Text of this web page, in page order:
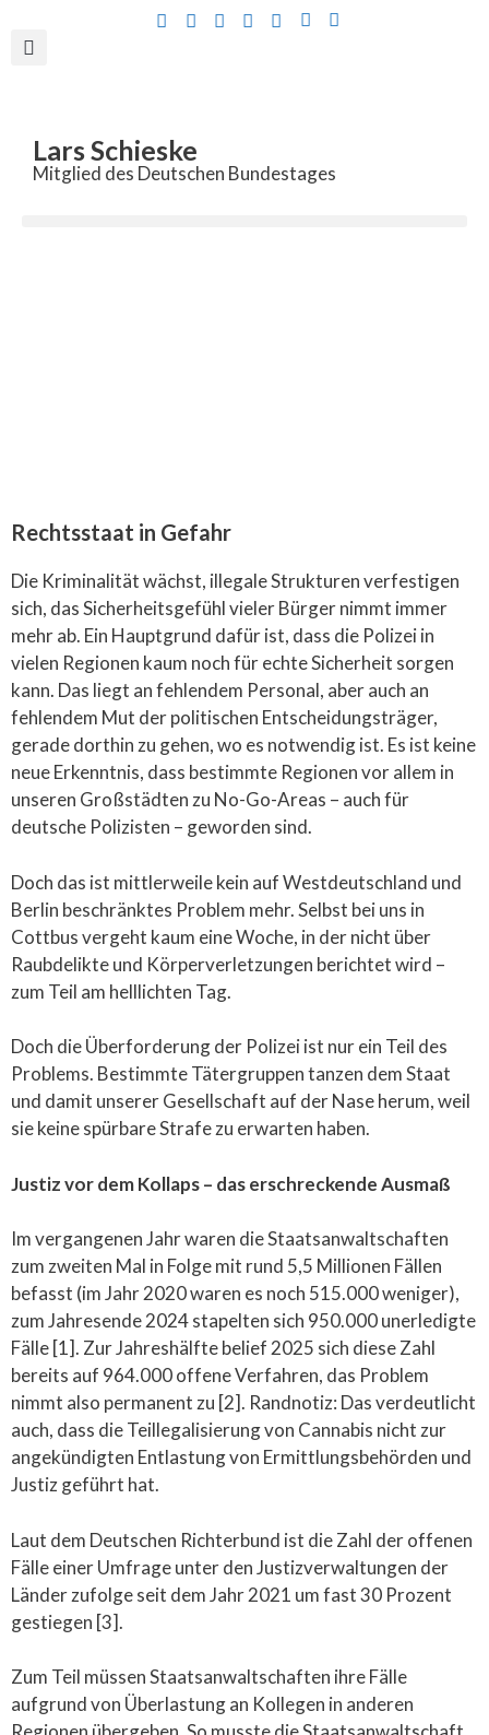
Lars Schieske
Mitglied des Deutschen Bundestages
Rechtsstaat in Gefahr
Die Kriminalität wächst, illegale Strukturen verfestigen
sich, das Sicherheitsgefühl vieler Bürger nimmt immer
mehr ab. Ein Hauptgrund dafür ist, dass die Polizei in
vielen Regionen kaum noch für echte Sicherheit sorgen
kann. Das liegt an fehlendem Personal, aber auch an
fehlendem Mut der politischen Entscheidungsträger,
gerade dorthin zu gehen, wo es notwendig ist. Es ist keine
neue Erkenntnis, dass bestimmte Regionen vor allem in
unseren Großstädten zu No-Go-Areas – auch für
deutsche Polizisten – geworden sind.
Doch das ist mittlerweile kein auf Westdeutschland und
Berlin beschränktes Problem mehr. Selbst bei uns in
Cottbus vergeht kaum eine Woche, in der nicht über
Raubdelikte und Körperverletzungen berichtet wird –
zum Teil am helllichten Tag.
Doch die Überforderung der Polizei ist nur ein Teil des
Problems. Bestimmte Tätergruppen tanzen dem Staat
und damit unserer Gesellschaft auf der Nase herum, weil
sie keine spürbare Strafe zu erwarten haben.
Justiz vor dem Kollaps – das erschreckende Ausmaß
Im vergangenen Jahr waren die Staatsanwaltschaften
zum zweiten Mal in Folge mit rund 5,5 Millionen Fällen
befasst (im Jahr 2020 waren es noch 515.000 weniger),
zum Jahresende 2024 stapelten sich 950.000 unerledigte
Fälle [1]. Zur Jahreshälfte belief 2025 sich diese Zahl
bereits auf 964.000 offene Verfahren, das Problem
nimmt also permanent zu [2]. Randnotiz: Das verdeutlicht
auch, dass die Teillegalisierung von Cannabis nicht zur
angekündigten Entlastung von Ermittlungsbehörden und
Justiz geführt hat.
Laut dem Deutschen Richterbund ist die Zahl der offenen
Fälle einer Umfrage unter den Justizverwaltungen der
Länder zufolge seit dem Jahr 2021 um fast 30 Prozent
gestiegen [3].
Zum Teil müssen Staatsanwaltschaften ihre Fälle
aufgrund von Überlastung an Kollegen in anderen